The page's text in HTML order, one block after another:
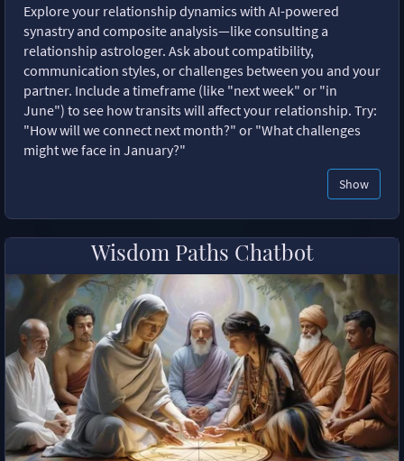
Explore your relationship dynamics with AI-powered
synastry and composite analysis—like consulting a
relationship astrologer. Ask about compatibility,
communication styles, or challenges between you and your
partner. Include a timeframe (like "next week" or "in
June") to see how transits will affect your relationship. Try:
"How will we connect next month?" or "What challenges
might we face in January?"
Show
Wisdom Paths Chatbot